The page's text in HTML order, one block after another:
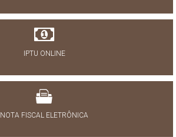
IPTU ONLINE
NOTA FISCAL ELETRÔNICA